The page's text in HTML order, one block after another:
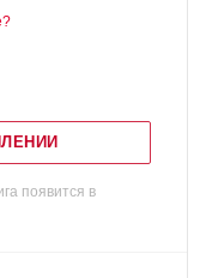
появится в